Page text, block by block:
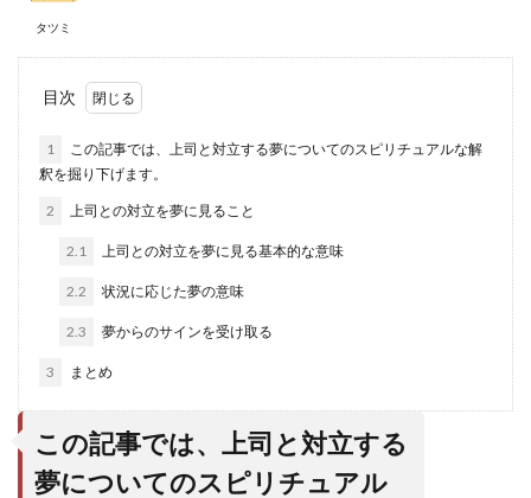
タツミ
目次
1
この記事では、上司と対立する夢についてのスピリチュアルな解
釈を掘り下げます。
2 上司との対立を夢に見ること
2.1 上司との対立を夢に見る基本的な意味
2.2 状況に応じた夢の意味
2.3 夢からのサインを受け取る
3 まとめ
この記事では、上司と対立する
夢についてのスピリチュアル